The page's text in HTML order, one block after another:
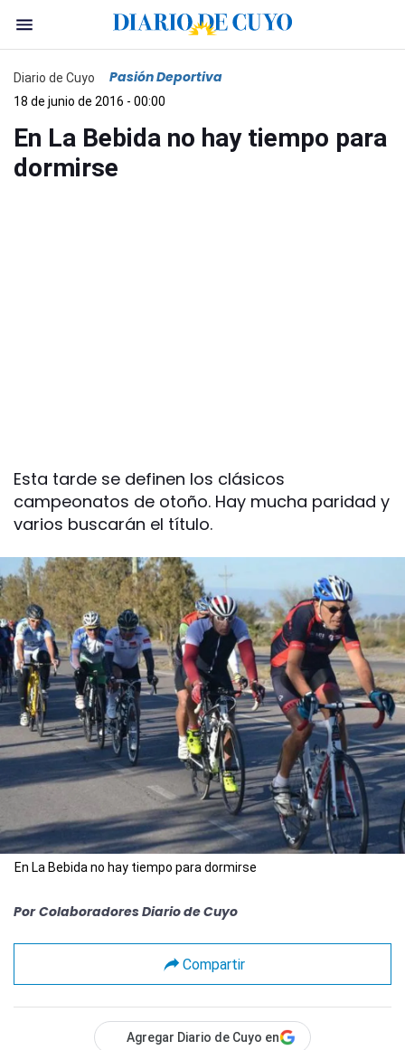
Diario de Cuyo Pasión Deportiva
18 de junio de 2016 - 00:00
En La Bebida no hay tiempo para
dormirse
Esta tarde se definen los clásicos
campeonatos de otoño. Hay mucha paridad y
varios buscarán el título.
En La Bebida no hay tiempo para dormirse
Por Colaboradores Diario de Cuyo
Compartir
Agregar Diario de Cuyo en